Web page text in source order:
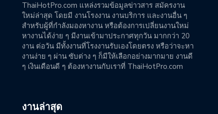
ThaiHotPro.com แหล่งรวมข้อมูลข่าวสาร สมัครงาน
ใหม่ล่าสุด โดยมี งานโรงงาน งานบริการ และงานอื่น ๆ
สำหรับผู้ที่กำลังมองหางาน หรือต้องการเปลี่ยนงานใหม่
หางานได้ง่าย ๆ มีงานเข้ามาประกาศทุกวัน มากกว่า 20
งาน ต่อวัน มีทั้งงานที่โรงงานรับเองโดยตรง หรือว่าจะหา
งานง่าย ๆ ผ่าน ซับต่าง ๆ ก็มีให้เลือกอย่างมากมาย งานดี
ๆ เงินเดือนดี ๆ ต้องหางานกับเราที่ ThaiHotPro.com
งานล่าสุด